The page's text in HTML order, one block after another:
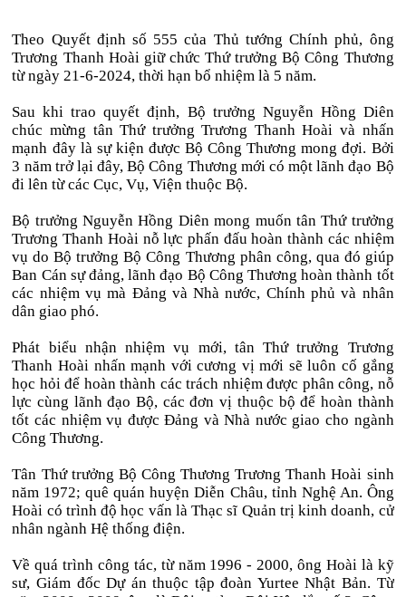
Theo Quyết định số 555 của Thủ tướng Chính phủ, ông
Trương Thanh Hoài giữ chức Thứ trưởng Bộ Công Thương
từ ngày 21-6-2024, thời hạn bổ nhiệm là 5 năm.
Sau khi trao quyết định, Bộ trưởng Nguyễn Hồng Diên
chúc mừng tân Thứ trưởng Trương Thanh Hoài và nhấn
mạnh đây là sự kiện được Bộ Công Thương mong đợi. Bởi
3 năm trở lại đây, Bộ Công Thương mới có một lãnh đạo Bộ
đi lên từ các Cục, Vụ, Viện thuộc Bộ.
Bộ trưởng Nguyễn Hồng Diên mong muốn tân Thứ trưởng
Trương Thanh Hoài nỗ lực phấn đấu hoàn thành các nhiệm
vụ do Bộ trưởng Bộ Công Thương phân công, qua đó giúp
Ban Cán sự đảng, lãnh đạo Bộ Công Thương hoàn thành tốt
các nhiệm vụ mà Đảng và Nhà nước, Chính phủ và nhân
dân giao phó.
Phát biểu nhận nhiệm vụ mới, tân Thứ trưởng Trương
Thanh Hoài nhấn mạnh với cương vị mới sẽ luôn cố gắng
học hỏi để hoàn thành các trách nhiệm được phân công, nỗ
lực cùng lãnh đạo Bộ, các đơn vị thuộc bộ để hoàn thành
tốt các nhiệm vụ được Đảng và Nhà nước giao cho ngành
Công Thương.
Tân Thứ trưởng Bộ Công Thương Trương Thanh Hoài sinh
năm 1972; quê quán huyện Diễn Châu, tỉnh Nghệ An. Ông
Hoài có trình độ học vấn là Thạc sĩ Quản trị kinh doanh, cử
nhân ngành Hệ thống điện.
Về quá trình công tác, từ năm 1996 - 2000, ông Hoài là kỹ
sư, Giám đốc Dự án thuộc tập đoàn Yurtee Nhật Bản. Từ